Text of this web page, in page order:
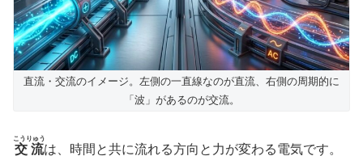
直流・交流のイメージ。左側の一直線なのが直流、右側の周期的に
「波」があるのが交流。
交流
こうりゅう
は、時間と共に流れる方向と力が変わる電気です。